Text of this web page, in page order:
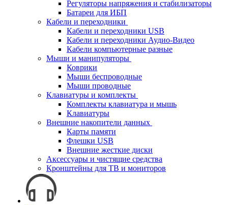
Регуляторы напряжения и стабилизаторы
Батареи для ИБП
Кабели и переходники
Кабели и переходники USB
Кабели и переходники Аудио-Видео
Кабели компьютерные разные
Мыши и манипуляторы
Коврики
Мыши беспроводные
Мыши проводные
Клавиатуры и комплекты
Комплекты клавиатура и мышь
Клавиатуры
Внешние накопители данных
Карты памяти
Флешки USB
Внешние жесткие диски
Аксессуары и чистящие средства
Кронштейны для ТВ и мониторов